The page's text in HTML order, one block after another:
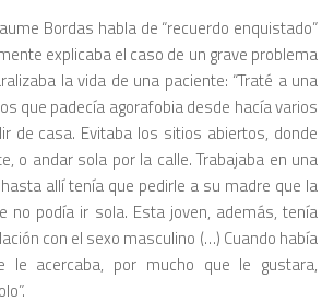
Bordas habla de “recuerdo enquistado”
explicaba el caso de un grave problema
la vida de una paciente: “Traté a una
que padecía agorafobia desde hacía varios
de casa. Evitaba los sitios abiertos, donde
o andar sola por la calle. Trabajaba en una
allí tenía que pedirle a su madre que la
no podía ir sola. Esta joven, además, tenía
con el sexo masculino (…) Cuando había
le acercaba, por mucho que le gustara,